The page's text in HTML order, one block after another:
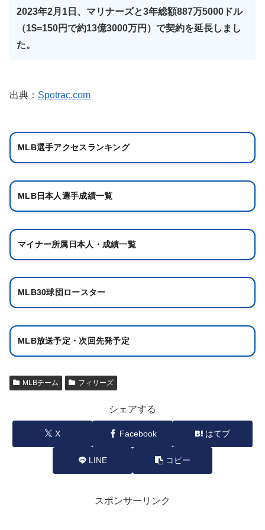
2023年2月1日、マリナーズと3年総額887万5000ドル
（1$=150円で約13億3000万円）で契約を延長しまし
た。
出典： Spotrac.com
MLB選手アクセスランキング
MLB日本人選手成績一覧
マイナー所属日本人・成績一覧
MLB30球団ロースター
MLB放送予定・次回先発予定
MLBチーム フィリーズ
シェアする
X Facebook はてブ
LINE コピー
スポンサーリンク